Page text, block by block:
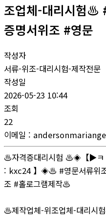
조업체-대리시험♨️
증명서위조 #영문
작성자
서류-위조-대리시험-제작전문
작성일
2026-05-23 10:44
조회
22
이메일 :
♨️자격증대리시험 ♨️◈【▶
: kxc24 】◈♨️ #영문서류위
조 #홀로그램제작♨️
♨️제작업체-위조업체-대리시